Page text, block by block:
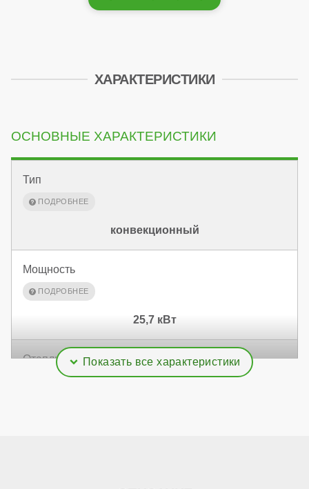
ХАРАКТЕРИСТИКИ
ОСНОВНЫЕ ХАРАКТЕРИСТИКИ
Тип
конвекционный
Мощность
25,7 кВт
Отапливаемая площадь